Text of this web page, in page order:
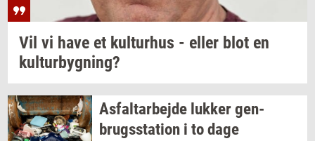
Vil vi have et kul­tur­hus - eller blot en
kul­tur­byg­ning?
As­fal­t­ar­bej­de luk­kergen­
brugs­sta­tion i to dage